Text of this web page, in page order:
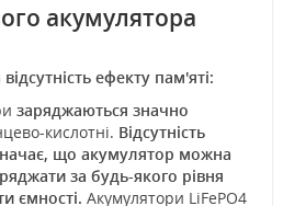
акумулятора
ефекту пам'яті:
заряджаються значно
кислотні. Відсутність
що акумулятор можна
за будь-якого рівня
ємності. Акумулятори LiFePO4